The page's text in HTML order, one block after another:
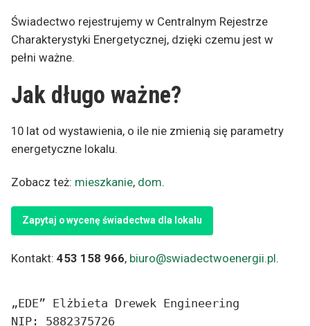
Świadectwo rejestrujemy w Centralnym Rejestrze
Charakterystyki Energetycznej, dzięki czemu jest w
pełni ważne.
Jak długo ważne?
10 lat od wystawienia, o ile nie zmienią się parametry
energetyczne lokalu.
Zobacz też: mieszkanie, dom.
Zapytaj o wycenę świadectwa dla lokalu
Kontakt: 453 158 966, biuro@swiadectwoenergii.pl.
„EDE” Elżbieta Drewek Engineering
NIP: 5882375726